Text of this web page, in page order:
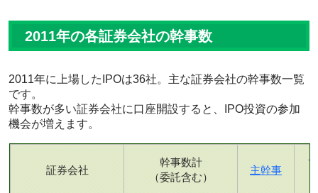
2011年の各証券会社の幹事数
2011年に上場したIPOは36社。主な証券会社の幹事数一覧
です。
幹事数が多い証券会社に口座開設すると、IPO投資の参加
機会が増えます。
証券会社
幹事数計
（委託含む）
主幹事